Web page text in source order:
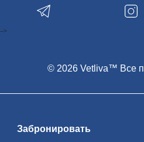
Забронировать
© 2026 Vetliva™ Все
-->